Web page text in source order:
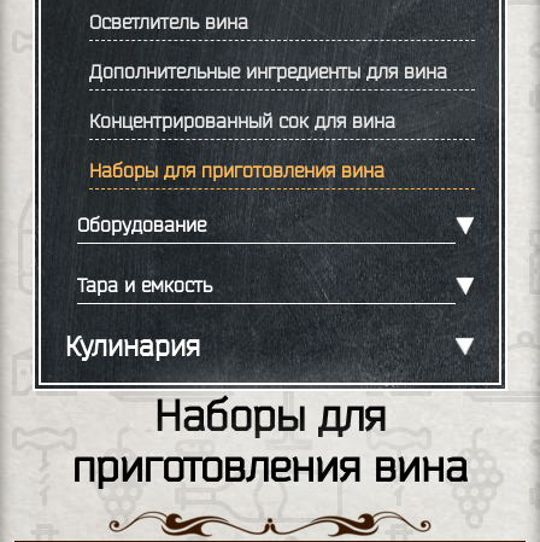
Осветлитель вина
Дополнительные ингредиенты для вина
Концентрированный сок для вина
Наборы для приготовления вина
Оборудование
Тара и емкость
Кулинария
Наборы для
приготовления вина